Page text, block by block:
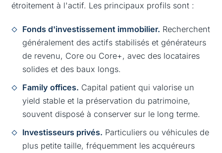
étroitement à l'actif. Les principaux profils sont :
Fonds d'investissement immobilier. Recherchent
généralement des actifs stabilisés et générateurs
de revenu, Core ou Core+, avec des locataires
solides et des baux longs.
Family offices. Capital patient qui valorise un
yield stable et la préservation du patrimoine,
souvent disposé à conserver sur le long terme.
Investisseurs privés. Particuliers ou véhicules de
plus petite taille, fréquemment les acquéreurs